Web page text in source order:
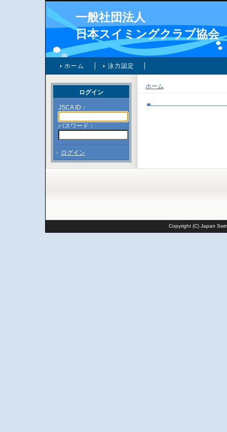
一般社団法人
日本スイミングクラブ協会
ホーム 泳力認定
ホーム
ログイン
JSCA ID：
パスワード：
ログイン
Copyright (C) Japan